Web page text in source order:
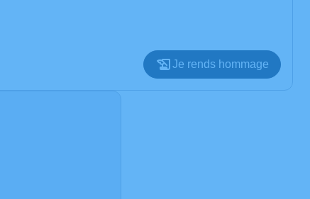
Je rends hommage